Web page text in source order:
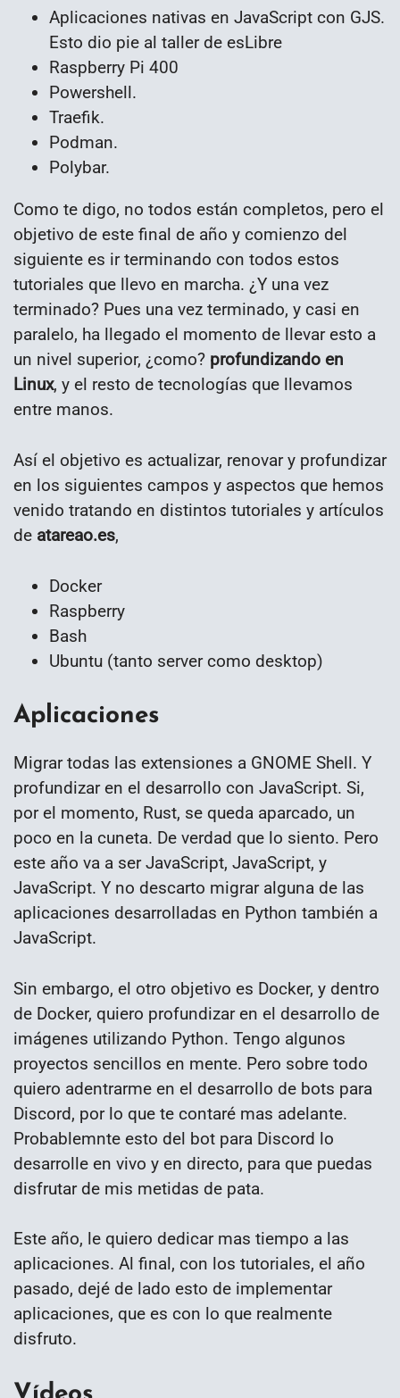
Aplicaciones nativas en JavaScript con GJS.
Esto dio pie al taller de esLibre
Raspberry Pi 400
Powershell.
Traefik.
Podman.
Polybar.
Como te digo, no todos están completos, pero el
objetivo de este final de año y comienzo del
siguiente es ir terminando con todos estos
tutoriales que llevo en marcha. ¿Y una vez
terminado? Pues una vez terminado, y casi en
paralelo, ha llegado el momento de llevar esto a
un nivel superior, ¿como? profundizando en
Linux, y el resto de tecnologías que llevamos
entre manos.
Así el objetivo es actualizar, renovar y profundizar
en los siguientes campos y aspectos que hemos
venido tratando en distintos tutoriales y artículos
de atareao.es,
Docker
Raspberry
Bash
Ubuntu (tanto server como desktop)
Aplicaciones
Migrar todas las extensiones a GNOME Shell. Y
profundizar en el desarrollo con JavaScript. Si,
por el momento, Rust, se queda aparcado, un
poco en la cuneta. De verdad que lo siento. Pero
este año va a ser JavaScript, JavaScript, y
JavaScript. Y no descarto migrar alguna de las
aplicaciones desarrolladas en Python también a
JavaScript.
Sin embargo, el otro objetivo es Docker, y dentro
de Docker, quiero profundizar en el desarrollo de
imágenes utilizando Python. Tengo algunos
proyectos sencillos en mente. Pero sobre todo
quiero adentrarme en el desarrollo de bots para
Discord, por lo que te contaré mas adelante.
Probablemnte esto del bot para Discord lo
desarrolle en vivo y en directo, para que puedas
disfrutar de mis metidas de pata.
Este año, le quiero dedicar mas tiempo a las
aplicaciones. Al final, con los tutoriales, el año
pasado, dejé de lado esto de implementar
aplicaciones, que es con lo que realmente
disfruto.